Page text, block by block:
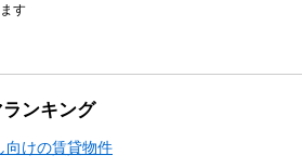
す
ンキング
向けの賃貸物件